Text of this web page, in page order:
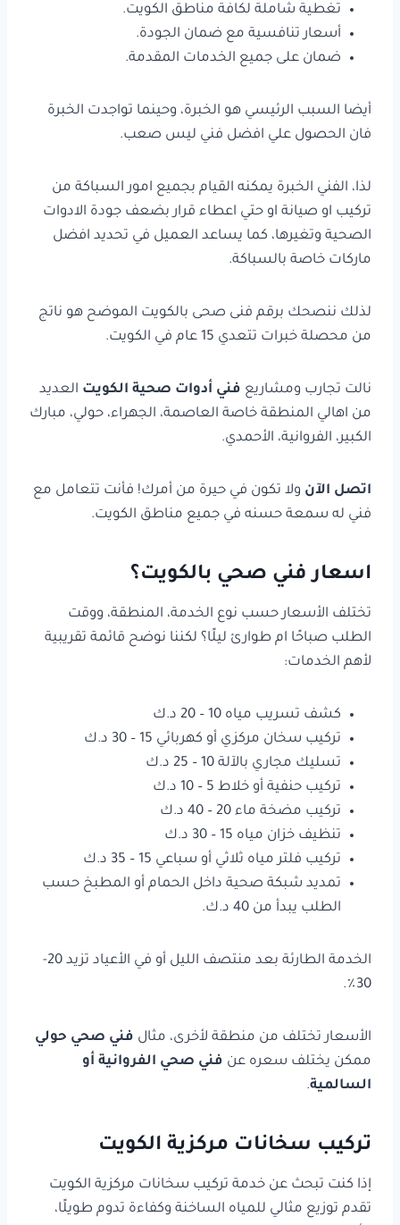
تغطية شاملة لكافة مناطق الكويت.
أسعار تنافسية مع ضمان الجودة.
ضمان على جميع الخدمات المقدمة.
أيضا السبب الرئيسي هو الخبرة، وحينما تواجدت الخبرة
فان الحصول علي افضل فني ليس صعب.
لذا، الفني الخبرة يمكنه القيام بجميع امور السباكة من
تركيب او صيانة او حتي اعطاء قرار بضعف جودة الادوات
الصحية وتغيرها، كما يساعد العميل في تحديد افضل
ماركات خاصة بالسباكة.
لذلك ننصحك برقم فنى صحى بالكويت الموضح هو ناتج
من محصلة خبرات تتعدي 15 عام في الكويت.
نالت تجارب ومشاريع فني أدوات صحية الكويت العديد
من اهالي المنطقة خاصة العاصمة، الجهراء، حولي، مبارك
الكبير، الفروانية، الأحمدي.
اتصل الآن ولا تكون في حيرة من أمرك! فأنت تتعامل مع
فني له سمعة حسنه في جميع مناطق الكويت.
اسعار فني صحي بالكويت؟
تختلف الأسعار حسب نوع الخدمة، المنطقة، ووقت
الطلب صباحًا ام طوارئ ليلًا؟ لكننا نوضح قائمة تقريبية
لأهم الخدمات:
كشف تسريب مياه 10 – 20 د.ك
تركيب سخان مركزي أو كهربائي 15 – 30 د.ك
تسليك مجاري بالآلة 10 – 25 د.ك
تركيب حنفية أو خلاط 5 – 10 د.ك
تركيب مضخة ماء 20 – 40 د.ك
تنظيف خزان مياه 15 – 30 د.ك
تركيب فلتر مياه ثلاثي أو سباعي 15 – 35 د.ك
تمديد شبكة صحية داخل الحمام أو المطبخ حسب
الطلب يبدأ من 40 د.ك.
الخدمة الطارئة بعد منتصف الليل أو في الأعياد تزيد 20-
30٪.
الأسعار تختلف من منطقة لأخرى، مثال فني صحي حولي
ممكن يختلف سعره عن فني صحي الفروانية أو
السالمية.
تركيب سخانات مركزية الكويت
إذا كنت تبحث عن خدمة تركيب سخانات مركزية الكويت
تقدم توزيع مثالي للمياه الساخنة وكفاءة تدوم طويلًا،